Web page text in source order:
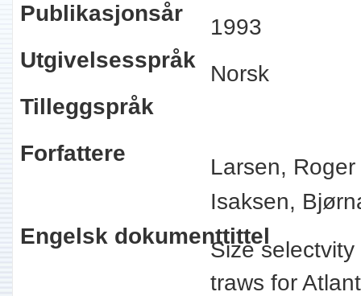
Publikasjonsår
1993
Utgivelsesspråk
Norsk
Tilleggspråk
Forfattere
Larsen, Roger
Isaksen,
Engelsk dokumenttittel
Size
traws for